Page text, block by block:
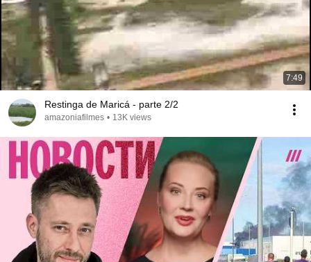
7:49
Restinga de Maricá - parte 2/2
amazoniafilmes • 13K views